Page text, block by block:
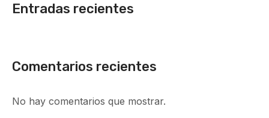
Entradas recientes
Comentarios recientes
No hay comentarios que mostrar.